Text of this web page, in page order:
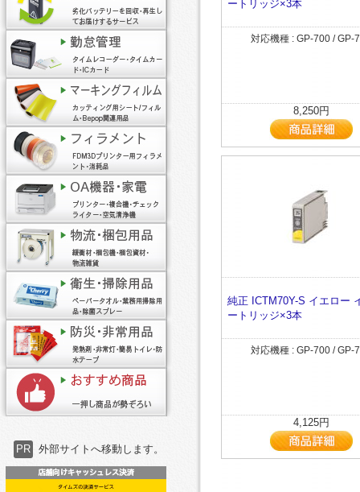
PR 外部サイトへ移動します。
ートリッジ×3本
対応機種 : GP-700 / GP-
8,250円
純正 ICTM70Y-S イエロー
ートリッジ×3本
対応機種 : GP-700 / GP-
4,125円